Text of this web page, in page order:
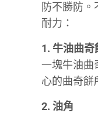
防不勝防
耐力：
1. 牛油曲奇
一塊牛油曲
心的曲奇餅
2. 油角